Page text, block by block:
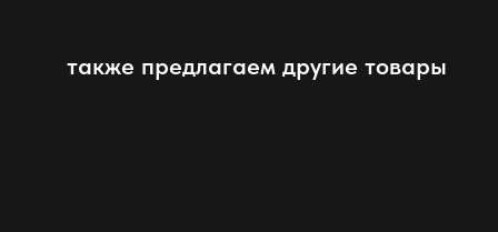
также предлагаем другие товары